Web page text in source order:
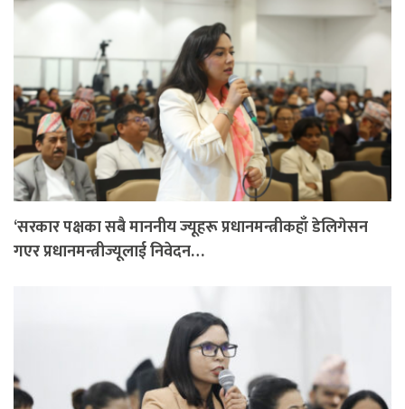
‘सरकार पक्षका सबै माननीय ज्यूहरू प्रधानमन्त्रीकहाँ डेलिगेसन
गएर प्रधानमन्त्रीज्यूलाई निवेदन…